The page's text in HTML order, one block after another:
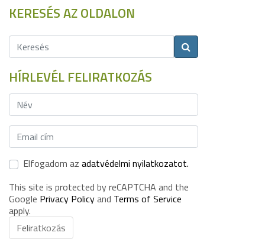
KERESÉS AZ OLDALON
HÍRLEVÉL FELIRATKOZÁS
Elfogadom az adatvédelmi nyilatkozatot.
This site is protected by reCAPTCHA and the
Google Privacy Policyand Terms of Service
apply.
Feliratkozás